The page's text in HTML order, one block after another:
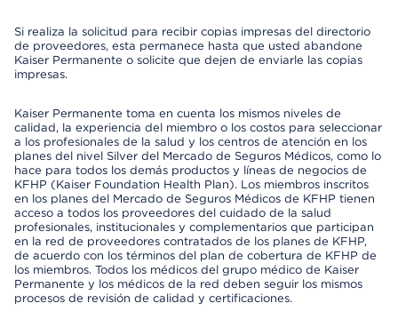
Si realiza la solicitud para recibir copias impresas del directorio
de proveedores, esta permanece hasta que usted abandone
Kaiser Permanente o solicite que dejen de enviarle las copias
impresas.
Kaiser Permanente toma en cuenta los mismos niveles de
calidad, la experiencia del miembro o los costos para seleccionar
a los profesionales de la salud y los centros de atención en los
planes del nivel Silver del Mercado de Seguros Médicos, como lo
hace para todos los demás productos y líneas de negocios de
KFHP (Kaiser Foundation Health Plan). Los miembros inscritos
en los planes del Mercado de Seguros Médicos de KFHP tienen
acceso a todos los proveedores del cuidado de la salud
profesionales, institucionales y complementarios que participan
en la red de proveedores contratados de los planes de KFHP,
de acuerdo con los términos del plan de cobertura de KFHP de
los miembros. Todos los médicos del grupo médico de Kaiser
Permanente y los médicos de la red deben seguir los mismos
procesos de revisión de calidad y certificaciones.